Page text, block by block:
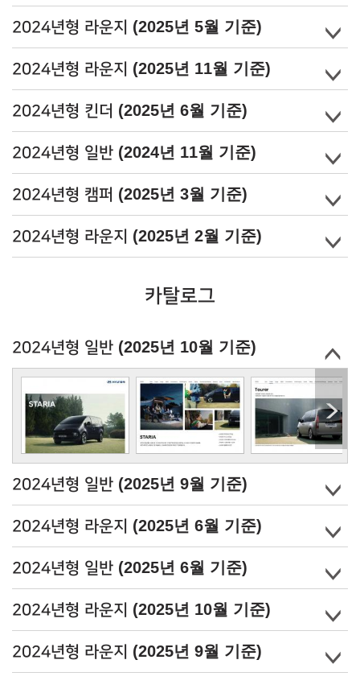
2024년형 라운지 (2025년 5월 기준)
2024년형 라운지 (2025년 11월 기준)
2024년형 킨더 (2025년 6월 기준)
2024년형 일반 (2024년 11월 기준)
2024년형 캠퍼 (2025년 3월 기준)
2024년형 라운지 (2025년 2월 기준)
카탈로그
2024년형 일반 (2025년 10월 기준)
2024년형 일반 (2025년 9월 기준)
2024년형 라운지 (2025년 6월 기준)
2024년형 일반 (2025년 6월 기준)
2024년형 라운지 (2025년 10월 기준)
2024년형 라운지 (2025년 9월 기준)